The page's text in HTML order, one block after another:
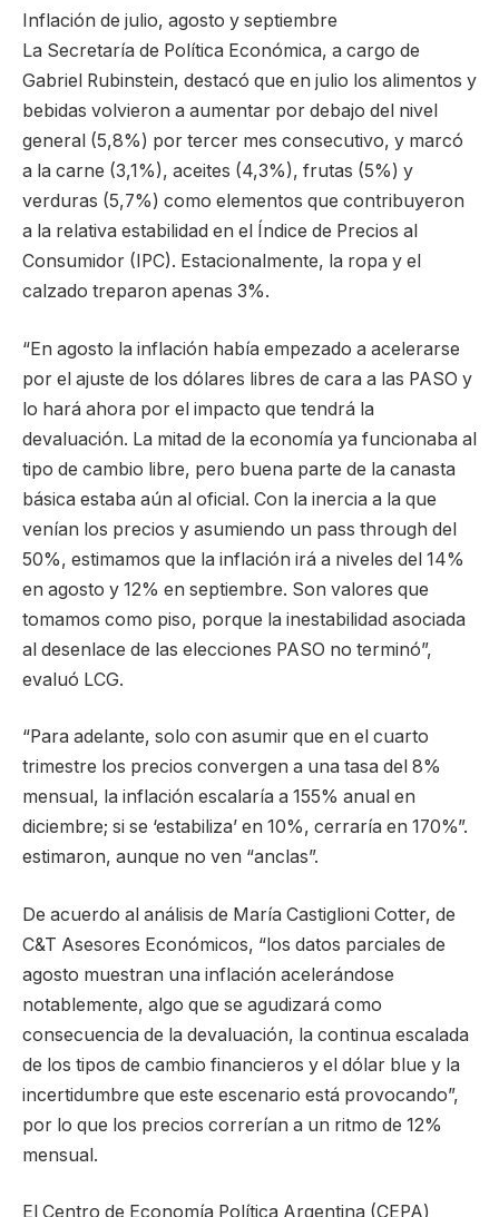
Inflación de julio, agosto y septiembre
La Secretaría de Política Económica, a cargo de
Gabriel Rubinstein, destacó que en julio los alimentos y
bebidas volvieron a aumentar por debajo del nivel
general (5,8%) por tercer mes consecutivo, y marcó
a la carne (3,1%), aceites (4,3%), frutas (5%) y
verduras (5,7%) como elementos que contribuyeron
a la relativa estabilidad en el Índice de Precios al
Consumidor (IPC). Estacionalmente, la ropa y el
calzado treparon apenas 3%.
“En agosto la inflación había empezado a acelerarse
por el ajuste de los dólares libres de cara a las PASO y
lo hará ahora por el impacto que tendrá la
devaluación. La mitad de la economía ya funcionaba al
tipo de cambio libre, pero buena parte de la canasta
básica estaba aún al oficial. Con la inercia a la que
venían los precios y asumiendo un pass through del
50%, estimamos que la inflación irá a niveles del 14%
en agosto y 12% en septiembre. Son valores que
tomamos como piso, porque la inestabilidad asociada
al desenlace de las elecciones PASO no terminó”,
evaluó LCG.
“Para adelante, solo con asumir que en el cuarto
trimestre los precios convergen a una tasa del 8%
mensual, la inflación escalaría a 155% anual en
diciembre; si se ‘estabiliza’ en 10%, cerraría en 170%”.
estimaron, aunque no ven “anclas”.
De acuerdo al análisis de María Castiglioni Cotter, de
C&T Asesores Económicos, “los datos parciales de
agosto muestran una inflación acelerándose
notablemente, algo que se agudizará como
consecuencia de la devaluación, la continua escalada
de los tipos de cambio financieros y el dólar blue y la
incertidumbre que este escenario está provocando”,
por lo que los precios correrían a un ritmo de 12%
mensual.
El Centro de Economía Política Argentina (CEPA)